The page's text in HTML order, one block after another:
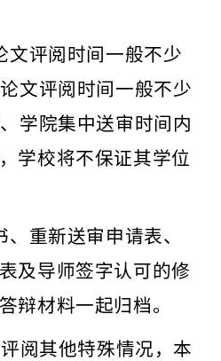
文评阅时间一般不少
文评阅时间一般不少
学院集中送审时间内
学校将不保证其学位
重新送审申请表、
及导师签字认可的修
辩材料一起归档。
阅其他特殊情况，本